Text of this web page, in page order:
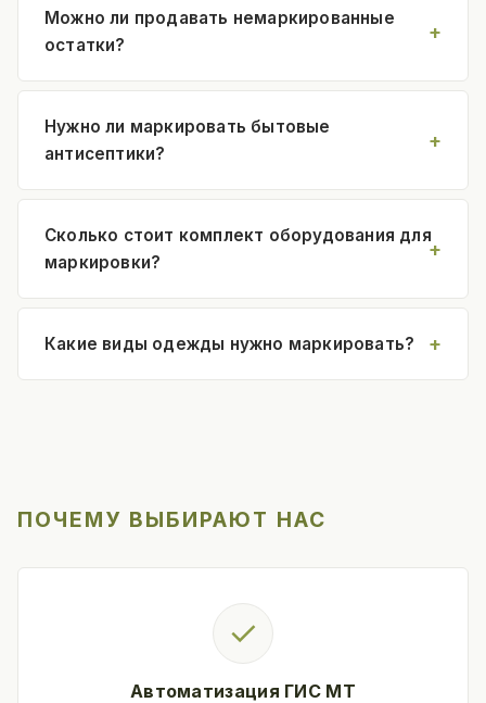
Можно ли продавать немаркированные
остатки?
Нужно ли маркировать бытовые
антисептики?
Сколько стоит комплект оборудования для
маркировки?
Какие виды одежды нужно маркировать?
ПОЧЕМУ ВЫБИРАЮТ НАС
✓
Автоматизация ГИС МТ